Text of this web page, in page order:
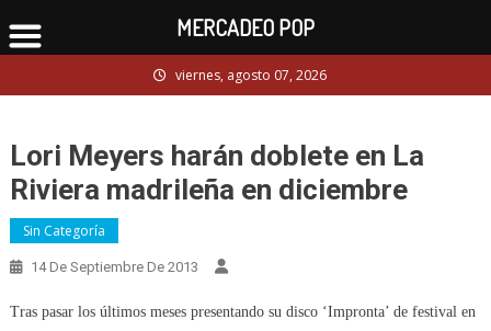
to
viernes, agosto 07, 2026
Lori Meyers harán doblete en La
Riviera madrileña en diciembre
Sin Categoría
14 De Septiembre De 2013
Tras pasar los últimos meses presentando su disco ‘Impronta’ de festival en
MERCADEO POP